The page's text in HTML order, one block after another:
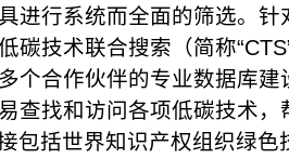
进行系统而全面的筛选。
碳技术联合搜索（简称
个合作伙伴的专业数据库
查找和访问各项低碳技术
包括世界知识产权组织绿